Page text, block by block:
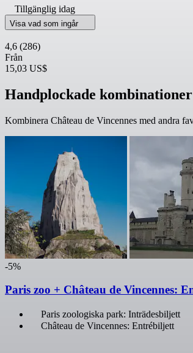
Tillgänglig idag
Visa vad som ingår
4,6 (286)
Från
15,03 US$
Handplockade kombinationer
Kombinera Château de Vincennes med andra
-5%
Paris zoo + Château de Vincennes:
Paris zoologiska park: Inträdesbiljett
Château de Vincennes: Entrébiljett